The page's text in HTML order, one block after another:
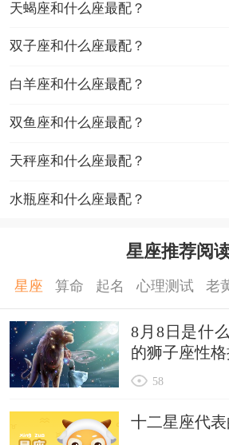
天蝎座和什么座最配？
双子座和什么座最配？
白羊座和什么座最配？
双鱼座和什么座最配？
天秤座和什么座最配？
水瓶座和什么座最配？
星座推荐阅
星座 算命 起名 心理测试 老
8月8日是什
的狮子座性
58
十二星座代